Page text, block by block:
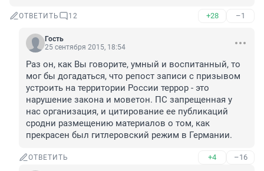
ОТВЕТИТЬ 12 +28 –1
Гость
25 сентября 2015, 18:54
Раз он, как Вы говорите, умный и воспитанный, то
мог бы догадаться, что репост записи с призывом
устроить на территории России террор - это
нарушение закона и моветон. ПС запрещенная у
нас организация, и цитирование ее публикаций
сродни размещению материалов о том, как
прекрасен был гитлеровский режим в Германии.
ОТВЕТИТЬ +4 –16